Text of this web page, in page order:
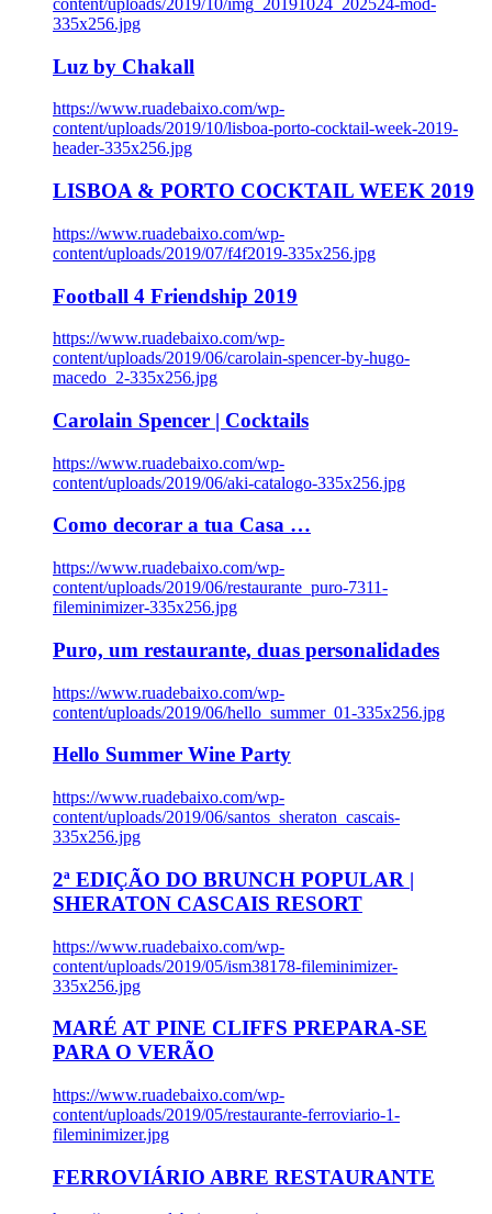
content/uploads/2019/10/img_20191024_202524-mod-
335x256.jpg
Luz by Chakall
https://www.ruadebaixo.com/wp-
content/uploads/2019/10/lisboa-porto-cocktail-week-2019-
header-335x256.jpg
LISBOA & PORTO COCKTAIL WEEK 2019
https://www.ruadebaixo.com/wp-
content/uploads/2019/07/f4f2019-335x256.jpg
Football 4 Friendship 2019
https://www.ruadebaixo.com/wp-
content/uploads/2019/06/carolain-spencer-by-hugo-
macedo_2-335x256.jpg
Carolain Spencer | Cocktails
https://www.ruadebaixo.com/wp-
content/uploads/2019/06/aki-catalogo-335x256.jpg
Como decorar a tua Casa …
https://www.ruadebaixo.com/wp-
content/uploads/2019/06/restaurante_puro-7311-
fileminimizer-335x256.jpg
Puro, um restaurante, duas personalidades
https://www.ruadebaixo.com/wp-
content/uploads/2019/06/hello_summer_01-335x256.jpg
Hello Summer Wine Party
https://www.ruadebaixo.com/wp-
content/uploads/2019/06/santos_sheraton_cascais-
335x256.jpg
2ª EDIÇÃO DO BRUNCH POPULAR |
SHERATON CASCAIS RESORT
https://www.ruadebaixo.com/wp-
content/uploads/2019/05/ism38178-fileminimizer-
335x256.jpg
MARÉ AT PINE CLIFFS PREPARA-SE
PARA O VERÃO
https://www.ruadebaixo.com/wp-
content/uploads/2019/05/restaurante-ferroviario-1-
fileminimizer.jpg
FERROVIÁRIO ABRE RESTAURANTE